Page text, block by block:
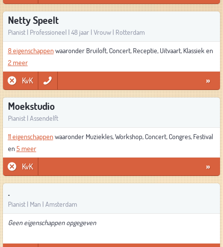
Netty Speelt
Pianist | Professioneel | 48 jaar | Vrouw | Rotterdam
8 eigenschappenwaaronder Bruiloft, Concert, Receptie, Uitvaart, Klassiek en
2 meer
KvK »
Moekstudio
Pianist | Assendelft
11 eigenschappenwaaronder Muziekles, Workshop, Concert, Congres, Festival
en5 meer
KvK »
.
Pianist | Man | Amsterdam
Geen eigenschappen opgegeven